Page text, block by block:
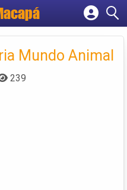
empresa
contaMundo Animal
239